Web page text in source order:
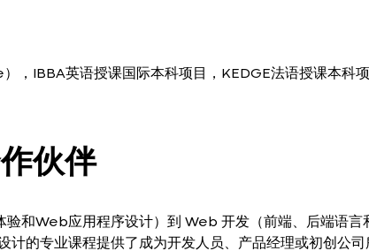
IBBA英语授课国际本科项目，KEDGE法语授课本科
伙伴
和Web应用程序设计）到 Web 开发（前端、后端语言
的专业课程提供了成为开发人员、产品经理或初创公司